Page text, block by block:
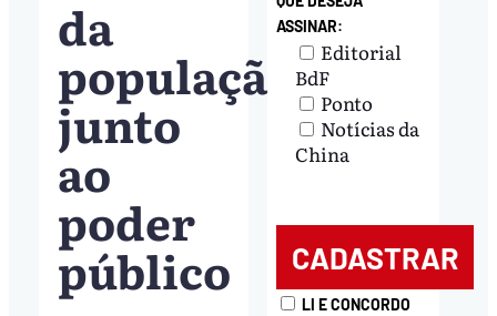
da
população
junto
ao
poder
público
ASSINAR:
Editorial
BdF
Ponto
Notícias da
China
LI E CONCORDO